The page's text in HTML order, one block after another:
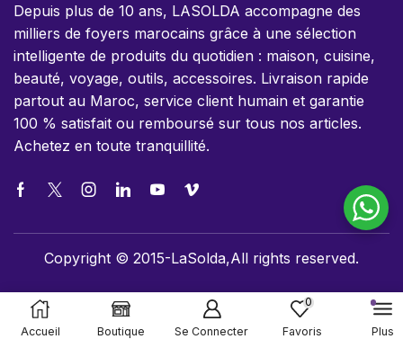
Depuis plus de 10 ans, LASOLDA accompagne des
milliers de foyers marocains grâce à une sélection
intelligente de produits du quotidien : maison, cuisine,
beauté, voyage, outils, accessoires. Livraison rapide
partout au Maroc, service client humain et garantie
100 % satisfait ou remboursé sur tous nos articles.
Achetez en toute tranquillité.
Copyright © 2015-LaSolda,All rights reserved.
Accueil Boutique Se Connecter
0
Favoris Plus